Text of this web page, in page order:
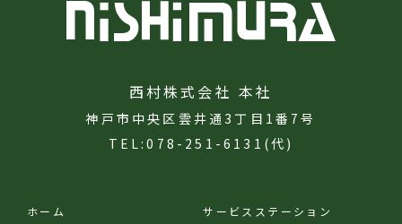
西村株式会社 本社
神戸市中央区雲井通3丁目1番7号
TEL:078-251-6131(代)
ホーム サービスステーション